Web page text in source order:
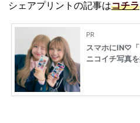
シェアプリントの記事はコチラ